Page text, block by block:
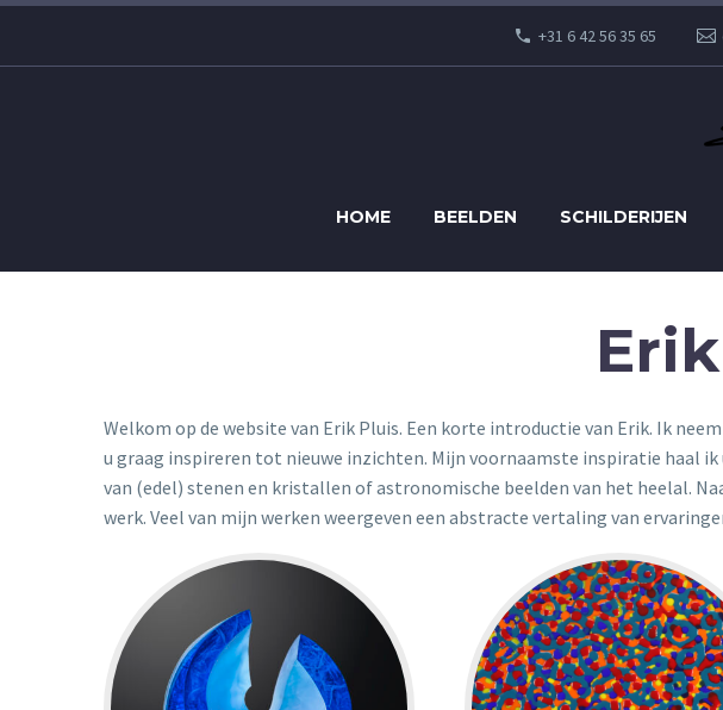
+31 6 42 56 35 65
HOME BEELDEN SCHILDERIJEN
Welkom op de website van Erik Pluis. Een korte introductie van Erik. Ik
u graag inspireren tot nieuwe inzichten. Mijn voornaamste inspiratie haal
van (edel) stenen en kristallen of astronomische beelden van het heelal.
werk. Veel van mijn werken weergeven een abstracte vertaling van